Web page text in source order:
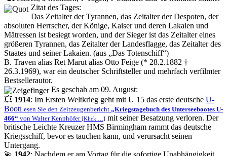
Zitat des Tages:
Das Zeitalter der Tyrannen, das Zeitalter der Despoten, der
absoluten Herrscher, der Könige, Kaiser und deren Lakaien und
Mätressen ist besiegt worden, und der Sieger ist das Zeitalter eines
größeren Tyrannen, das Zeitalter der Landesflagge, das Zeitalter des
Staates und seiner Lakaien. (aus
Das Totenschiff )
B. Traven alias Ret Marut alias Otto Feige (* 28.2.1882 †
26.3.1969), war ein deutscher Schriftsteller und mehrfach verfilmter
Bestsellerautor.
Es geschah am 09. August:
💥 1914: Im Ersten Weltkrieg geht mit U 15 das erste deutsche U-
BootLesen Sie den Zeitzeugenbericht
Kriegstagebuch des Unterseebootes U-
466
von Walter Kennhöfer [Klick …] mit seiner Besatzung verloren. Der
britische Leichte Kreuzer HMS Birmingham rammt das deutsche
Kriegsschiff, bevor es tauchen kann, und verursacht seinen
Untergang.
💫 1942: Nachdem er am Vortag für die sofortige Unabhängigkeit